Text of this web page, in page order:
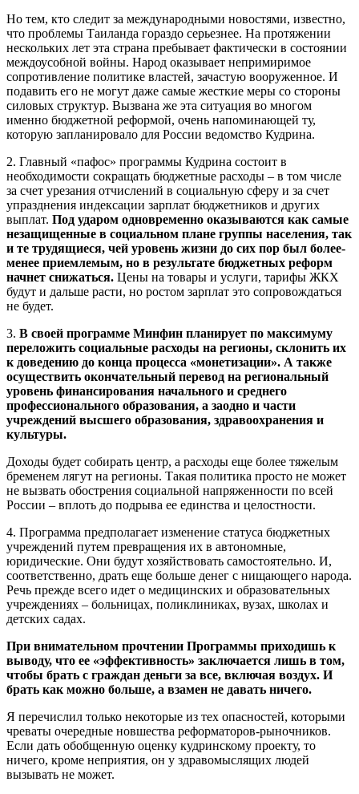
Но тем, кто следит за международными новостями, известно,
что проблемы Таиланда гораздо серьезнее. На протяжении
нескольких лет эта страна пребывает фактически в состоянии
междоусобной войны. Народ оказывает непримиримое
сопротивление политике властей, зачастую вооруженное. И
подавить его не могут даже самые жесткие меры со стороны
силовых структур. Вызвана же эта ситуация во многом
именно бюджетной реформой, очень напоминающей ту,
которую запланировало для России ведомство Кудрина.
2. Главный «пафос» программы Кудрина состоит в
необходимости сокращать бюджетные расходы – в том числе
за счет урезания отчислений в социальную сферу и за счет
упразднения индексации зарплат бюджетников и других
выплат. Под ударом одновременно оказываются как самые
незащищенные в социальном плане группы населения, так
и те трудящиеся, чей уровень жизни до сих пор был более-
менее приемлемым, но в результате бюджетных реформ
начнет снижаться. Цены на товары и услуги, тарифы ЖКХ
будут и дальше расти, но ростом зарплат это сопровождаться
не будет.
3. В своей программе Минфин планирует по максимуму
переложить социальные расходы на регионы, склонить их
к доведению до конца процесса «монетизации». А также
осуществить окончательный перевод на региональный
уровень финансирования начального и среднего
профессионального образования, а заодно и части
учреждений высшего образования, здравоохранения и
культуры.
Доходы будет собирать центр, а расходы еще более тяжелым
бременем лягут на регионы. Такая политика просто не может
не вызвать обострения социальной напряженности по всей
России – вплоть до подрыва ее единства и целостности.
4. Программа предполагает изменение статуса бюджетных
учреждений путем превращения их в автономные,
юридические. Они будут хозяйствовать самостоятельно. И,
соответственно, драть еще больше денег с нищающего народа.
Речь прежде всего идет о медицинских и образовательных
учреждениях – больницах, поликлиниках, вузах, школах и
детских садах.
При внимательном прочтении Программы приходишь к
выводу, что ее «эффективность» заключается лишь в том,
чтобы брать с граждан деньги за все, включая воздух. И
брать как можно больше, а взамен не давать ничего.
Я перечислил только некоторые из тех опасностей, которыми
чреваты очередные новшества реформаторов-рыночников.
Если дать обобщенную оценку кудринскому проекту, то
ничего, кроме неприятия, он у здравомыслящих людей
вызывать не может.